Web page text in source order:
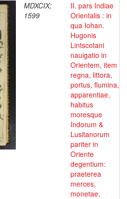
MDXCIX;
1599
II. pars Indiae
Orientalis : in
qua Iohan.
Hugonis
Lintscotani
nauigatio in
Orientem, item
regna, littora,
portus, flumina,
apparentiae,
habitus
moresque
Indorum &
Lusitanorum
pariter in
Oriente
degentium:
praeterea
merces,
monetae,